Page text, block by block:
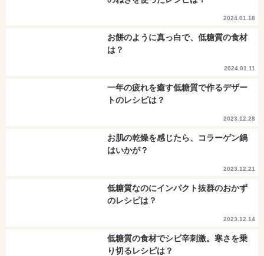
2024.01.18
お餅のように真っ白で、低糖質の食材
は？
2024.01.11
一年の疲れを癒す低糖質で作るデザー
トのレシピは？
2023.12.28
お肌の乾燥を感じたら、コラーゲン鍋
はいかが？
2023.12.21
低糖質なのにインパクト抜群のおかず
のレシピは？
2023.12.14
低糖質の食材でシビ辛刺激。寒さを乗
り切るレシピは？